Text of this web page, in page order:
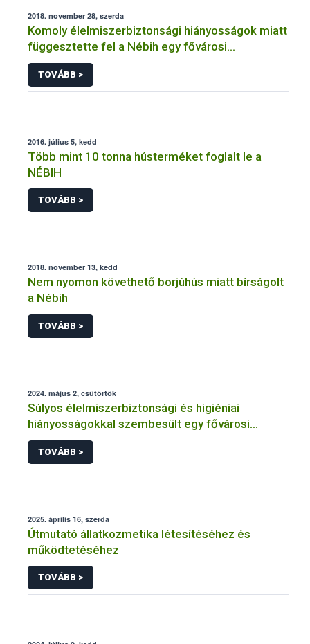
2018. november 28, szerda
Komoly élelmiszerbiztonsági hiányosságok miatt
függesztette fel a Nébih egy fővárosi
cukrászüzem működését
TOVÁBB >
2016. július 5, kedd
Több mint 10 tonna hústerméket foglalt le a
NÉBIH
TOVÁBB >
2018. november 13, kedd
Nem nyomon követhető borjúhús miatt bírságolt
a Nébih
TOVÁBB >
2024. május 2, csütörtök
Súlyos élelmiszerbiztonsági és higiéniai
hiányosságokkal szembesült egy fővárosi
vendéglátóhelyen a Nébih
TOVÁBB >
2025. április 16, szerda
Útmutató állatkozmetika létesítéséhez és
működtetéséhez
TOVÁBB >